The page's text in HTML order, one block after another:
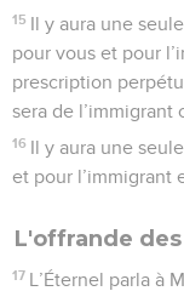
15 Il y aura une
pour vous et pour
prescription
sera de l’immigrant
16 Il y aura une
et pour l’immigrant
L'offrande
17 L’Éternel parla à